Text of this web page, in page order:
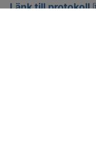
Länk till protokoll